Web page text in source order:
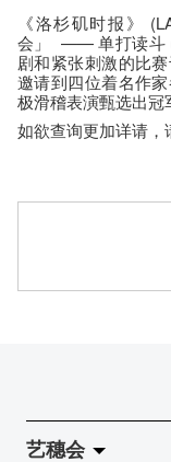
《洛杉矶时报》
会」 —— 单打读斗
剧和紧张刺激的比
邀请到四位着名作
极滑稽表演甄选出冠
如欲查询更加详请，
艺穗会